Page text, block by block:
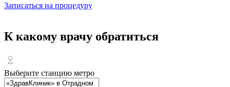
Записаться на процедуру
К какому врачу обратиться
Выберите станцию метро